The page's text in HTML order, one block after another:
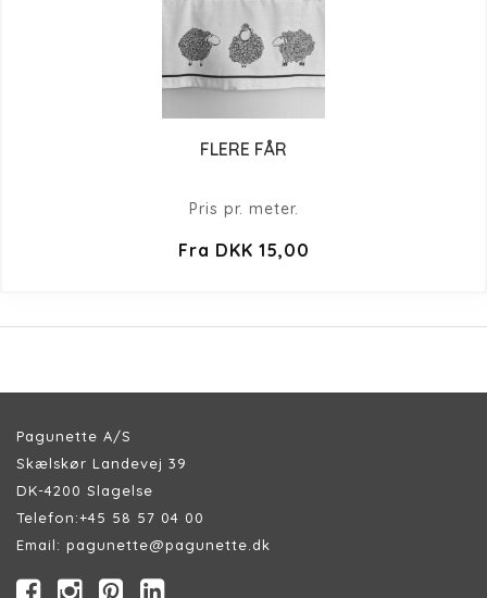
FLERE FÅR
Pris pr. meter.
Fra DKK 15,00
Pagunette A/S
Skælskør Landevej 39
DK-4200 Slagelse
Telefon:+45 58 57 04 00
Email: pagunette@pagunette.dk